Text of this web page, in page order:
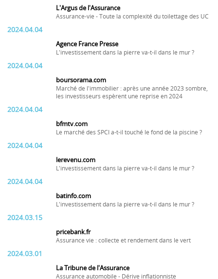
L'Argus de l'Assurance
Assurance-vie - Toute la complexité du toilettage des UC
2024.04.04
Agence France Presse
L'investissement dans la pierre va-t-il dans le mur ?
2024.04.04
boursorama.com
Marché de l'immobilier : après une année 2023 sombre,
les investisseurs espèrent une reprise en 2024
2024.04.04
bfmtv.com
Le marché des SPCI a-t-il touché le fond de la piscine ?
2024.04.04
lerevenu.com
L'investissement dans la pierre va-t-il dans le mur ?
2024.04.04
batinfo.com
L'investissement dans la pierre va-t-il dans le mur ?
2024.03.15
pricebank.fr
Assurance vie : collecte et rendement dans le vert
2024.03.01
La Tribune de l'Assurance
Assurance automobile - Dérive inflationniste